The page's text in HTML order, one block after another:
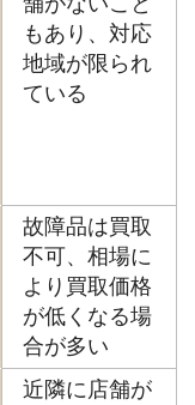
もあり、対応
地域が限られ
ている
故障品は買取
不可、相場に
より買取価格
が低くなる場
合が多い
近隣に店舗が